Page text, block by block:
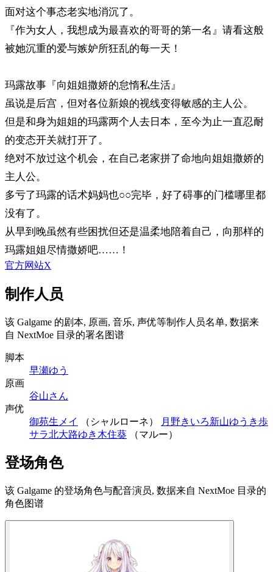
面对这个事态老实地消沉了。
『作为女人，我想成为最喜欢的哥哥的第一名』请看这般
被她沉重的爱与嫉妒所狂乱的每一天！
玛露故事『向姐姐撒娇的怠惰私生活』
虽说是后宫，但对各位新娘的视线变得敏感的主人公。
但是和身为姐姐的玛露两个人去日本，至今为止一直忍耐
的变态开关就打开了。
绝对不放过这个机会，在自己老家拼了命地向姐姐撒娇的
主人公。
多亏了玛露的话术妈妈也○○完毕，好了碍事的门槛哪里都
没有了。
从早到晚虽然有些困扰但还是温柔地陪着自己，向那样的
玛露姐姐尽情撒娇吧……！
官方网站X
制作人员
该 Galgame 的剧本, 原画, 音乐, 声优等制作人员名单, 数据来
自 NextMoe 目录的署名图谱
脚本
早瀬ゆう
原画
谷山さん
声优
御苑生メイ
（シャルローネ） 月野きいろ新山ゆうき歩
サラ北大路ゆき 木住葵 （マルー）
登场角色
该 Galgame 的登场角色与配音演员, 数据来自 NextMoe 目录的
角色图谱